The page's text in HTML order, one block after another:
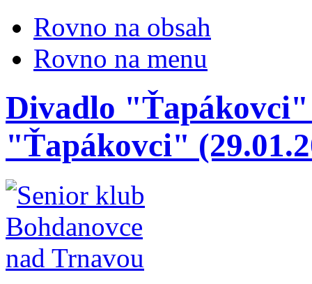
Rovno na obsah
Rovno na menu
Divadlo "Ťapákovci"
"Ťapákovci"